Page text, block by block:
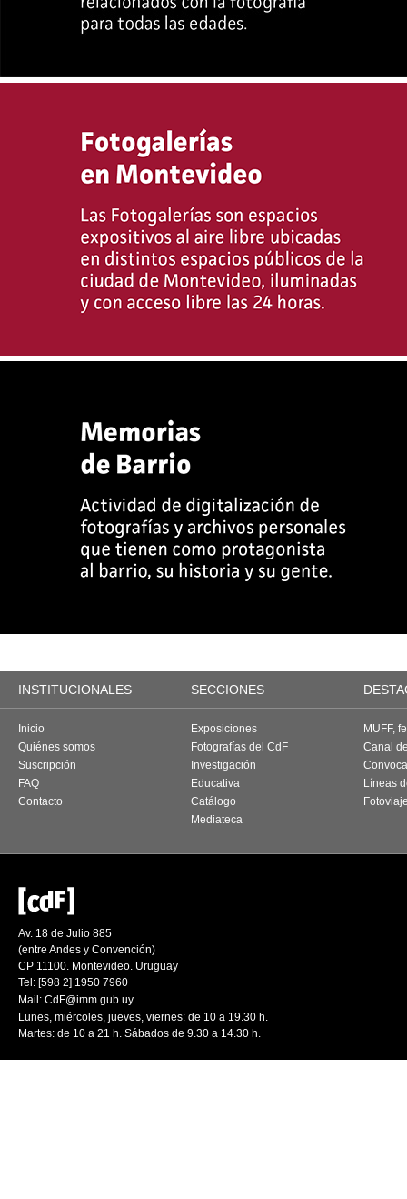
INSTITUCIONALES SECCIONES
Inicio
Quiénes somos
Suscripción
FAQ
Contacto
Exposiciones
Fotografías del CdF
Investigación
Educativa
Catálogo
Mediateca
MUFF,
Canal
Líneas
Av. 18 de Julio 885
(entre Andes y Convención)
CP 11100. Montevideo. Uruguay
Tel: [598 2] 1950 7960
Mail: CdF@imm.gub.uy
Lunes, miércoles, jueves, viernes: de 10 a 19.30 h.
Martes: de 10 a 21 h. Sábados de 9.30 a 14.30 h.